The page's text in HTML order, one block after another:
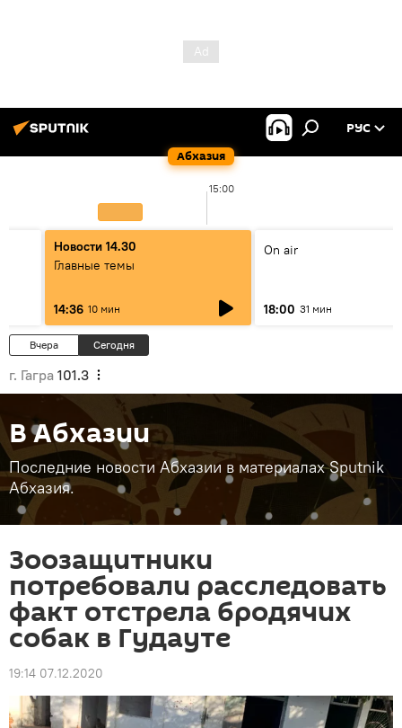
Абхазия
РУС
15:00
Новости 14.30
Главные темы
14:36 10 мин
On air
18:00 31 мин
Вчера Сегодня
г. Гагра 101.3
В Абхазии
Последние новости Абхазии в материалах Sputnik
Абхазия.
Зоозащитники
потребовали расследовать
факт отстрела бродячих
собак в Гудауте
19:14 07.12.2020